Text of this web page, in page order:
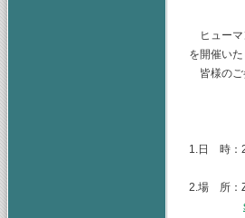
ヒューマ
を開催い
皆様のご
1.日 時：
2.場 所：